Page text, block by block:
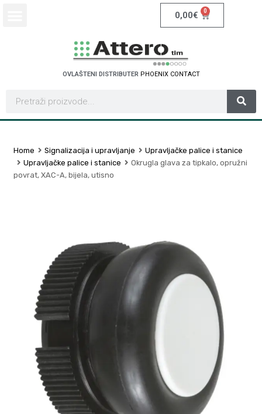
0,00€ 0
OVLAŠTENI DISTRIBUTER PHOENIX CONTACT
Home Signalizacija i upravljanje
Upravljačke palice i stanice
Upravljačke palice i stanice
Okrugla glava za tipkalo, opružni
povrat, XAC-A, bijela, utisno